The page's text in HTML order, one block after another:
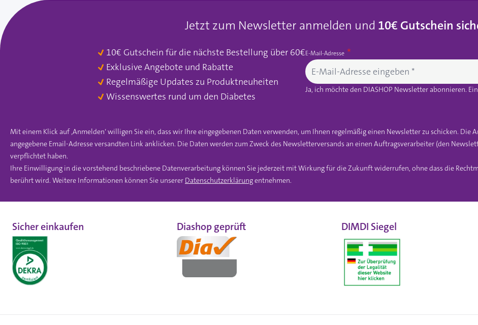
Jetzt zum Newsletter anmelden und 10€ Gutschein
10€ Gutschein für die nächste Bestellung über 60€
Exklusive Angebote und Rabatte
Regelmäßige Updates zu Produktneuheiten
Wissenswertes rund um den Diabetes
E-Mail-Adresse
Ja, ich möchte den DIASHOP Newsletter abonnieren.
Mit einem Klick auf ‚Anmelden‘ willigen Sie ein, dass wir Ihre eingegebenen Daten verwenden, um Ihnen regelmäßig einen Newsletter zu schicken. Die
angegebene Email-Adresse versandten Link anklicken. Die Daten werden zum Zweck des Newsletterversands an einen Auftragsverarbeiter (den
verpflichtet haben.
Ihre Einwilligung in die vorstehend beschriebene Datenverarbeitung können Sie jederzeit mit Wirkung für die Zukunft widerrufen, ohne dass die
berührt wird. Weitere Informationen können Sie unserer Datenschutzerklärungentnehmen.
Sicher einkaufen Diashop geprüft DIMDI Siegel